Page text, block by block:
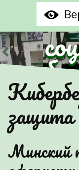
Предыдущий
Минский